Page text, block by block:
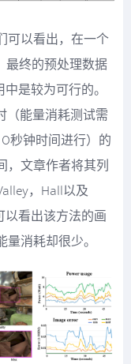
可以看出，在一个
最终的预处理数据
是较为可行的。
（能量消耗测试需
秒钟时间进行）的
，文章作者将其列
，Hall以及
以看出该方法的画
消耗却很少。